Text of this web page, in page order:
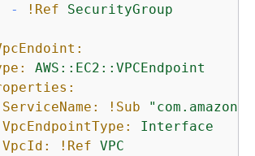
-
!Ref SecurityGroup
AWS::EC2::VPCEndpoint
ServiceName:
!Sub
VpcEndpointType:
Interface
VpcId:
!Ref VPC